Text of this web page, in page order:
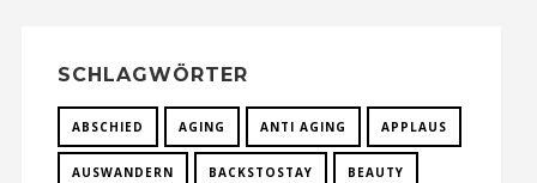
SCHLAGWÖRTER
ABSCHIED AGING ANTI AGING APPLAUS
AUSWANDERN BACKSTOSTAY BEAUTY